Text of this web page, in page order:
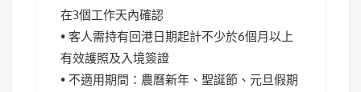
在3個工作天內確認
• 客人需持有回港日期起計不少於6個月以上
有效護照及入境簽證
• 不適用期間：農曆新年、聖誕節、元旦假期